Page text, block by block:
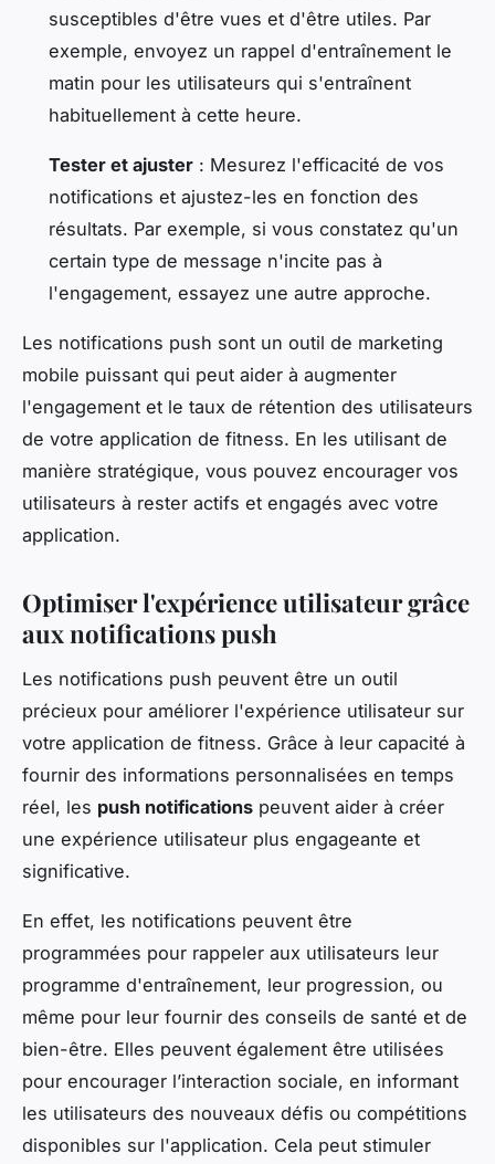
susceptibles d'être vues et d'être utiles. Par
exemple, envoyez un rappel d'entraînement le
matin pour les utilisateurs qui s'entraînent
habituellement à cette heure.
Tester et ajuster : Mesurez l'efficacité de vos
notifications et ajustez-les en fonction des
résultats. Par exemple, si vous constatez qu'un
certain type de message n'incite pas à
l'engagement, essayez une autre approche.
Les notifications push sont un outil de marketing
mobile puissant qui peut aider à augmenter
l'engagement et le taux de rétention des utilisateurs
de votre application de fitness. En les utilisant de
manière stratégique, vous pouvez encourager vos
utilisateurs à rester actifs et engagés avec votre
application.
Optimiser l'expérience utilisateur grâce
aux notifications push
Les notifications push peuvent être un outil
précieux pour améliorer l'expérience utilisateur sur
votre application de fitness. Grâce à leur capacité à
fournir des informations personnalisées en temps
réel, les push notifications peuvent aider à créer
une expérience utilisateur plus engageante et
significative.
En effet, les notifications peuvent être
programmées pour rappeler aux utilisateurs leur
programme d'entraînement, leur progression, ou
même pour leur fournir des conseils de santé et de
bien-être. Elles peuvent également être utilisées
pour encourager l’interaction sociale, en informant
les utilisateurs des nouveaux défis ou compétitions
disponibles sur l'application. Cela peut stimuler